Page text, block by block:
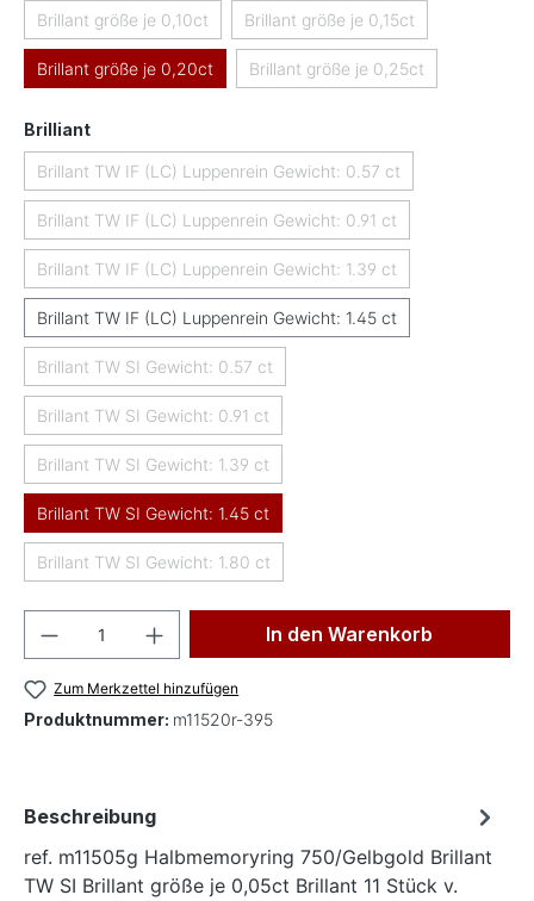
Brillant größe je 0,10ct(Diese Option ist zurzeit nicht verfügbar.)
Brillant größe je 0,15ct(Diese Option ist zurzeit nicht
Brillant größe je 0,20ct Brillant größe je 0,25ct
(Diese Option ist zurzeit
Brilliantauswählen
Brillant TW IF (LC) Luppenrein Gewicht: 0.57 ct
(Diese Option ist zurzeit nicht verfügbar.)
Brillant TW IF (LC) Luppenrein Gewicht: 0.91 ct
(Diese Option ist zurzeit nicht verfügbar.)
Brillant TW IF (LC) Luppenrein Gewicht: 1.39 ct
(Diese Option ist zurzeit nicht verfügbar.)
Brillant TW IF (LC) Luppenrein Gewicht: 1.45 ct
Brillant TW SI Gewicht: 0.57 ct(Diese Option ist zurzeit nicht verfügbar.)
Brillant TW SI Gewicht: 0.91 ct(Diese Option ist zurzeit nicht verfügbar.)
Brillant TW SI Gewicht: 1.39 ct(Diese Option ist zurzeit nicht verfügbar.)
Brillant TW SI Gewicht: 1.45 ct
Brillant TW SI Gewicht: 1.80 ct(Diese Option ist zurzeit nicht verfügbar.)
Produkt Anzahl: Gib den gewünschten
In den Warenkorb
Zum Merkzettel hinzufügen
Produktnummer: m11520r-395
Beschreibung
ref. m11505g Halbmemoryring 750/Gelbgold Brillant
TW SI Brillant größe je 0,05ct Brillant 11 Stück v.